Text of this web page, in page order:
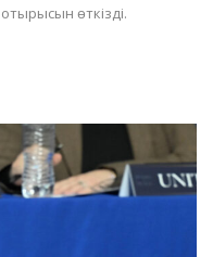
өткізді.